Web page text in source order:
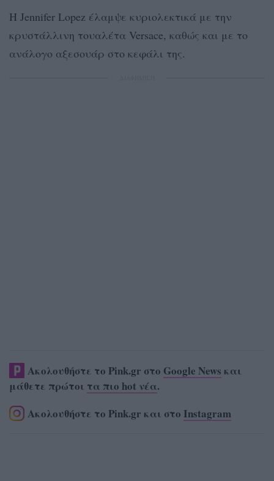
Η Jennifer Lopez έλαμψε κυριολεκτικά με την
κρυστάλλινη τουαλέτα Versace, καθώς και με το
ανάλογο αξεσουάρ στο κεφάλι της.
Ακολουθήστε το Pink.gr στο Google News και
μάθετε πρώτοι τα πιο hot νέα.
Ακολουθήστε το Pink.gr και στο Instagram